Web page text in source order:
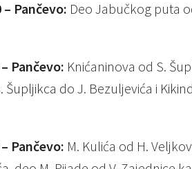
– Pančevo: Deo Jabučkog puta
Pančevo: Knićaninova od S.
Šupljikca do J. Bezuljevića i
Pančevo: M. Kulića od H.